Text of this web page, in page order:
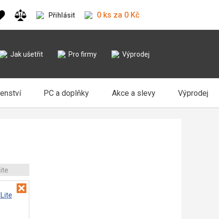
Přihlásit 0 ks za 0 Kč
Jak ušetřit Pro firmy Výprodej
PC a doplňky Akce a slevy Výprodej